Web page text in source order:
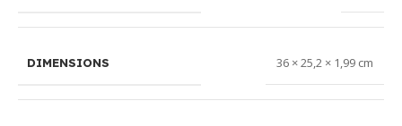
DIMENSIONS 36 × 25,2 × 1,99 cm